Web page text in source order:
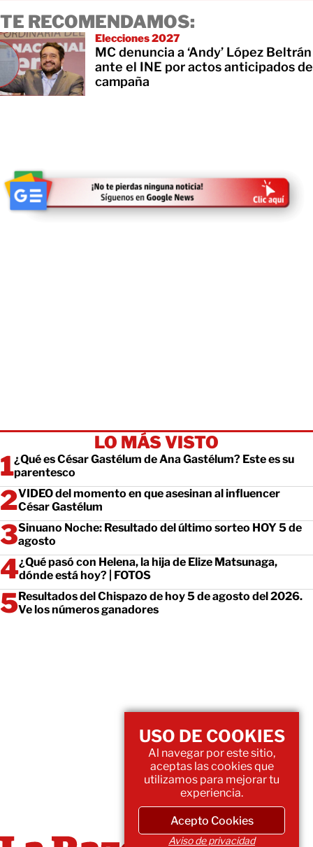
TE RECOMENDAMOS:
Elecciones 2027
MC denuncia a ‘Andy’ López Beltrán
ante el INE por actos anticipados de
campaña
LO MÁS VISTO
¿Qué es César Gastélum de Ana Gastélum? Este es su
parentesco
VIDEO del momento en que asesinan al influencer
César Gastélum
Sinuano Noche: Resultado del último sorteo HOY 5 de
agosto
¿Qué pasó con Helena, la hija de Elize Matsunaga,
dónde está hoy? | FOTOS
Resultados del Chispazo de hoy 5 de agosto del 2026.
Ve los números ganadores
USO DE COOKIES
Al navegar por este sitio,
aceptas las cookies que
utilizamos para mejorar tu
experiencia.
Acepto Cookies
Aviso de privacidad